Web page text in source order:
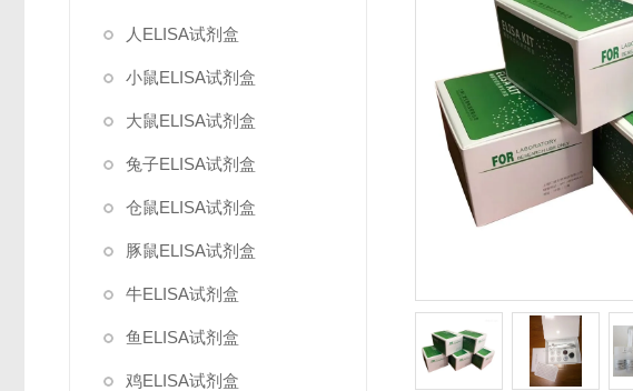
人ELISA试剂盒
小鼠ELISA试剂盒
大鼠ELISA试剂盒
兔子ELISA试剂盒
仓鼠ELISA试剂盒
豚鼠ELISA试剂盒
牛ELISA试剂盒
鱼ELISA试剂盒
鸡ELISA试剂盒